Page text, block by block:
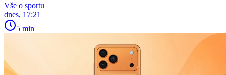
Vše o sportu
dnes, 17:21
5 min